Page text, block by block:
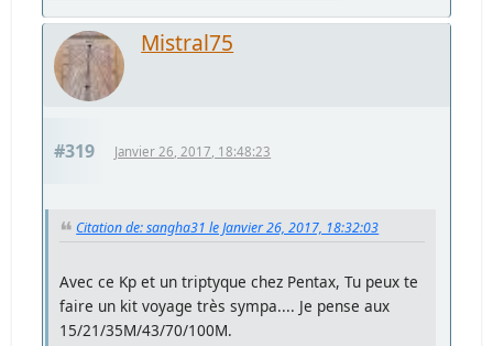
Mistral75
#319 Janvier 26, 2017, 18:48:23
Citation de: sangha31 le Janvier 26, 2017, 18:32:03
Avec ce Kp et un triptyque chez Pentax, Tu peux te
faire un kit voyage très sympa.... Je pense aux
15/21/35M/43/70/100M.